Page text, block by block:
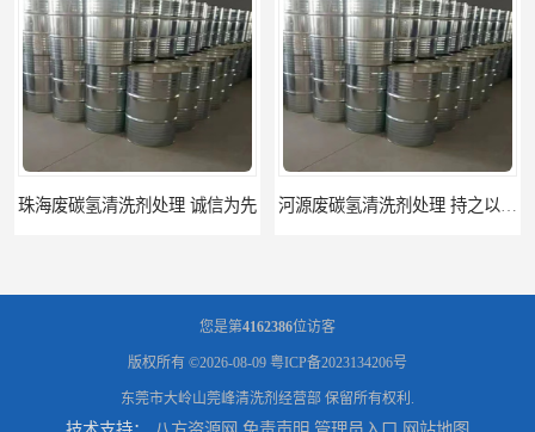
河源废碳氢清洗剂处理 持之以恒为客户服务
您是第4162386位访客
版权所有 ©2026-08-09 粤ICP备2023134206号
东莞市大岭山莞峰清洗剂经营部 保留所有权利.